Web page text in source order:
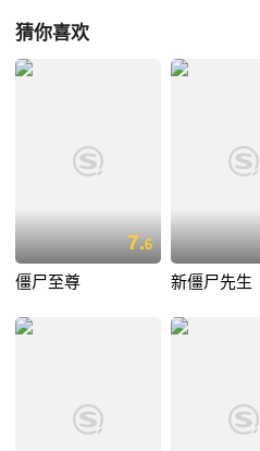
猜你喜欢
7.6
僵尸至尊 新僵尸先生